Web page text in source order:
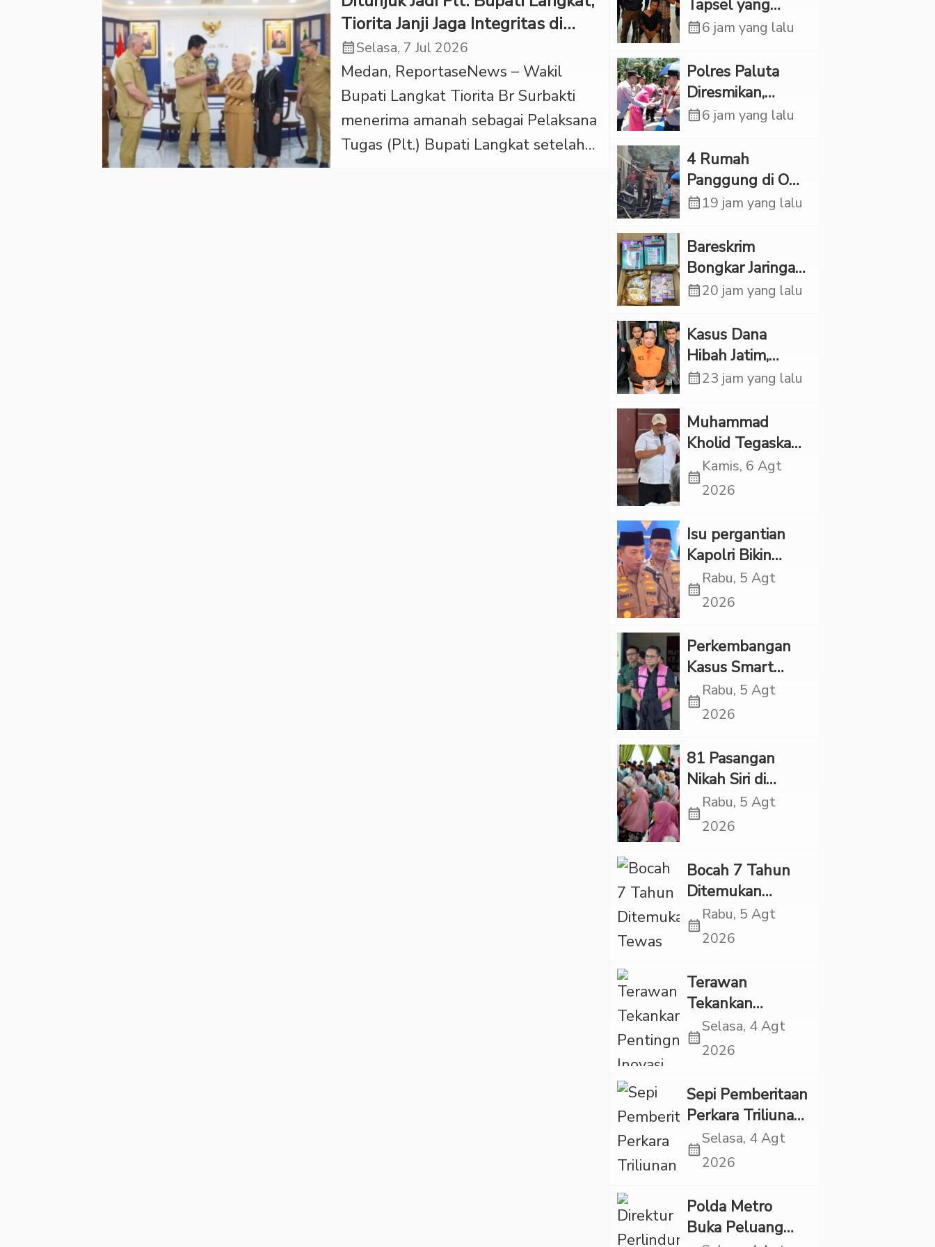
Tiorita Janji Jaga Integritas di
Tengah Ujian
calendar_monthSelasa, 7 Jul 2026
Medan, ReportaseNews – Wakil
Bupati Langkat Tiorita Br Surbakti
menerima amanah sebagai Pelaksana
Tugas (Plt.) Bupati Langkat setelah
Tapsel yang
Ditemukan
Ternyata Korban
Kekerasan
Seksual
calendar_month6 jam yang lalu
Polres Paluta
Diresmikan,
Begini
Kapolres Tapsel
calendar_month6 jam yang lalu
‎4 Rumah
Panggung di OKI
Ludes Terbakar,
Rp1 Miliar
calendar_month19 jam yang lalu
Bareskrim
Bongkar Jaringan
Etomidate dari
Pelaku Ditangkap
calendar_month20 jam yang lalu
Kasus Dana
Hibah Jatim,
Siliwangi: Partai
Jawab Etik-Politik
calendar_month23 jam yang lalu
Muhammad
Kholid Tegaskan
Propaganda
LGBT Harus
Minta Negara
Melindungi
Korban
calendar_month
Kamis, 6 Agt
2026
Isu pergantian
Kapolri Bikin
Panas, JMP Puji
Respons Jenderal
“Adem”
calendar_month
Rabu, 5 Agt
2026
Perkembangan
Kasus Smart
Village, Jaksa
Kembali Periksa
calendar_month
Rabu, 5 Agt
2026
81 Pasangan
Nikah Siri di
Tapsel Ikuti
Sidang Isbat
calendar_month
Rabu, 5 Agt
2026
Bocah 7 Tahun
Ditemukan
Tewas dalam
Sumur di Tapsel,
Kekerasan
calendar_month
Rabu, 5 Agt
2026
Terawan
Tekankan
Pentingnya
Inovasi
di “Indonesian
Brain Forum
2026 UPN
Veteran Jakarta”
calendar_month
Selasa, 4 Agt
2026
Sepi Pemberitaan
Perkara Triliunan
Rupiah Investree,
Ternyata Sudah
calendar_month
Selasa, 4 Agt
2026
Polda Metro
Buka Peluang